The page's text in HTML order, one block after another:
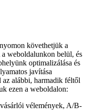
követhetjük a
a weboldalunkon belül, és
optimalizálása és
javítása
az alábbi, harmadik féltől
ezen a weboldalon:
vélemények, A/B-